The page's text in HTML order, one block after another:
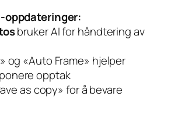
oppdateringer:
bruker AI for håndtering av
og «Auto Frame» hjelper
opptak
as copy» for å bevare